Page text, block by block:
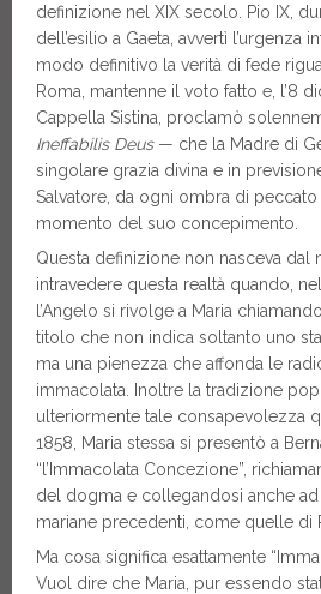
definizione nel XIX secolo. Pio IX,
dell’esilio a Gaeta, avvertì l’urgenza
modo definitivo la verità di fede
Roma, mantenne il voto fatto e, l’8
Cappella Sistina, proclamò
Ineffabilis Deus— che la Madre di
singolare grazia divina e in
Salvatore, da ogni ombra di
momento del suo concepimento.
Questa definizione non nasceva dal
intravedere questa realtà quando,
l’Angelo si rivolge a Maria
titolo che non indica soltanto uno
ma una pienezza che affonda le
immacolata. Inoltre la tradizione
ulteriormente tale consapevolezza
1858, Maria stessa si presentò a
“l’Immacolata Concezione”,
del dogma e collegandosi anche ad
mariane precedenti, come quelle di
Ma cosa significa esattamente
Vuol dire che Maria, pur essendo